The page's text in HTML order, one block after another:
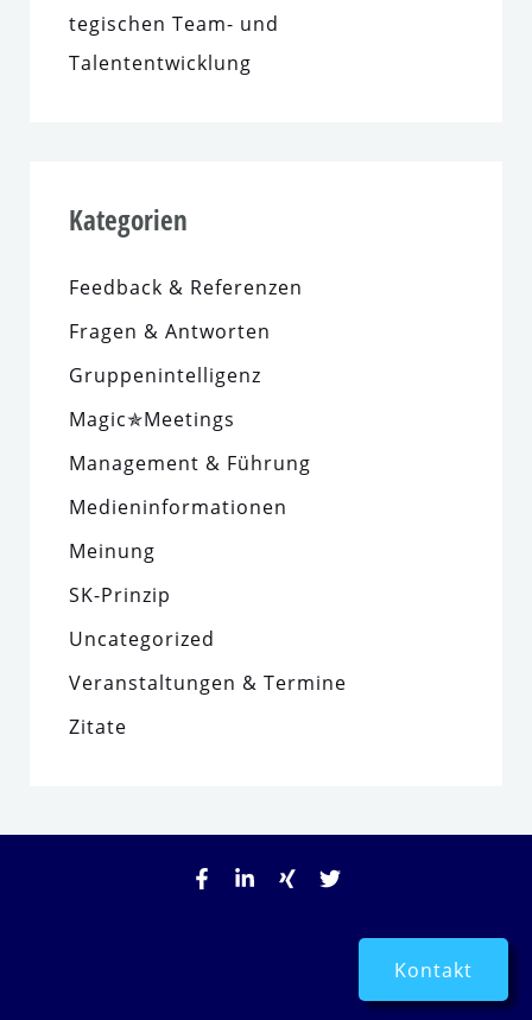
te­gi­schen Team- und
Talententwicklung
Kategorien
Feedback & Referenzen
Fragen & Antworten
Gruppenintelligenz
Magic✯Meetings
Management & Führung
Medieninformationen
Meinung
SK-Prinzip
Uncategorized
Veranstaltungen & Termine
Zitate
Kontakt